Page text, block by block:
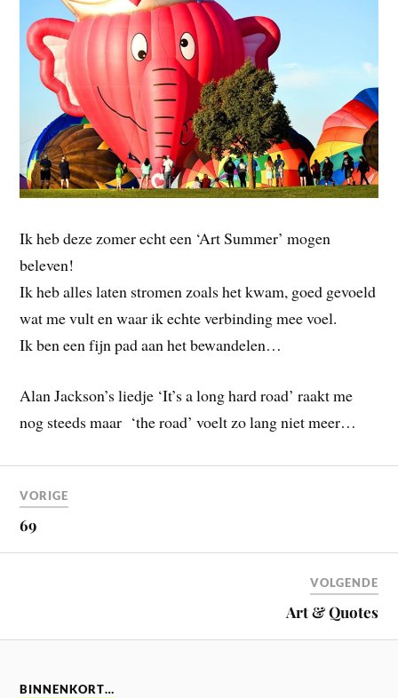
Ik heb deze zomer echt een ‘Art Summer’ mogen
beleven!
Ik heb alles laten stromen zoals het kwam, goed gevoeld
wat me vult en waar ik echte verbinding mee voel.
Ik ben een fijn pad aan het bewandelen…
Alan Jackson’s liedje ‘It’s a long hard road’ raakt me
nog steeds maar ‘the road’ voelt zo lang niet meer…
VORIGE
69
VOLGENDE
Art & Quotes
BINNENKORT…